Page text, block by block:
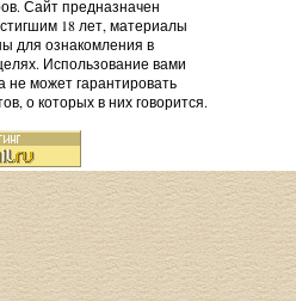
Сайт предназначен
18 лет, материалы
для ознакомления в
Использование вами
не может гарантировать
о которых в них говорится.